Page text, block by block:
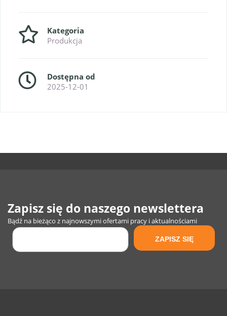
Kategoria
Produkcja
Dostępna od
2025-12-01
Zapisz się do naszego newslettera
Bądź na bieżąco z najnowszymi ofertami pracy i aktualnościami